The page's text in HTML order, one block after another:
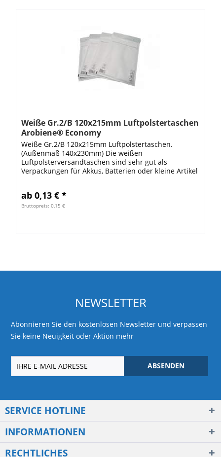
Weiße Gr.2/B 120x215mm Luftpolstertaschen
Arobiene® Economy
Weiße Gr.2/B 120x215mm Luftpolstertaschen.
(Außenmaß 140x230mm) Die weißen
Luftpolsterversandtaschen sind sehr gut als
Verpackungen für Akkus, Batterien oder kleine Artikel
ab 0,13 € *
Bruttopreis: 0,15 €
NEWSLETTER
Abonnieren Sie den kostenlosen Newsletter und verpassen
Sie keine Neuigkeit oder Aktion mehr
ABSENDEN
SERVICE HOTLINE
INFORMATIONEN
RECHTLICHES